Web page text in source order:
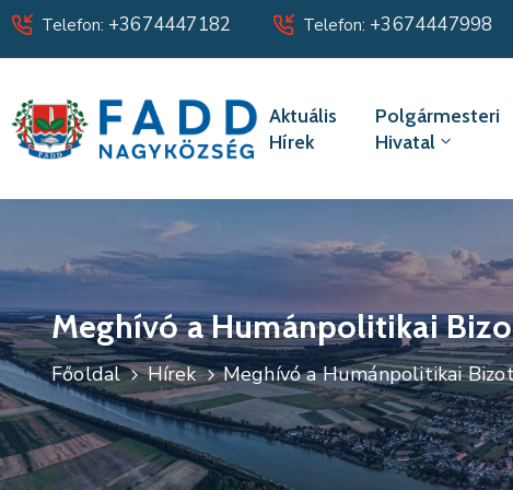
Telefon: +3674447182 Telefon: +3674447998
Aktuális
Hírek
Polgármesteri
Hivatal
Meghívó a Humánpolitikai
Főoldal Hírek Meghívó a Humánpolitikai